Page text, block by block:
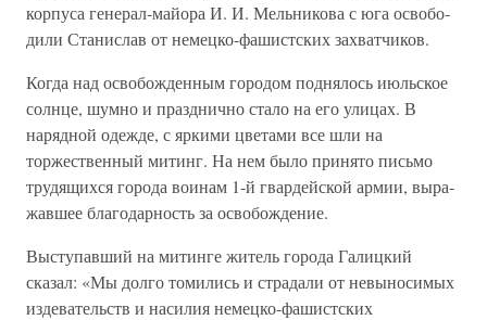
корпуса генерал-майора И. И. Мельникова с юга освобо­
дили Станислав от немецко-фашистских захватчиков.
Когда над освобожденным городом поднялось июльское
солнце, шумно и празднично стало на его улицах. В
нарядной одежде, с яр­кими цветами все шли на
торжественный митинг. На нем было при­нято письмо
трудящихся города воинам 1-й гвардейской армии, выра­
жавшее благодарность за освобождение.
Выступавший на митинге житель города Галицкий
сказал: «Мы долго томились и страдали от невыносимых
издевательств и насилия немецко-фашистских